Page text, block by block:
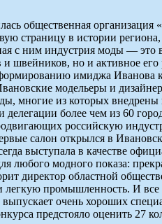
общественная
страницу в истории
с ним индустрия моды — это
и швейников, но и активное
имиджа Иванова
модельеры и
многие из которых
делегации более чем из 60
российскую
салон открылся в
выступала в качестве
любого модного показа:
директор областной
промышленность. И все
выпускает очень хороших
предстояло оценить